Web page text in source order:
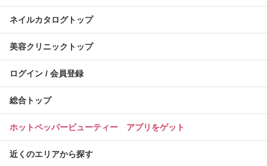
ネイルカタログトップ
美容クリニックトップ
ログイン / 会員登録
総合トップ
ホットペッパービューティー アプリをゲット
近くのエリアから探す